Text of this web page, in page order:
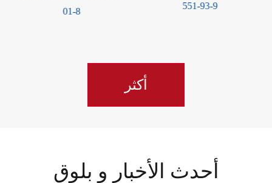
01-8
551-93-9
أكثر
أحدث الأخبار و بلوق